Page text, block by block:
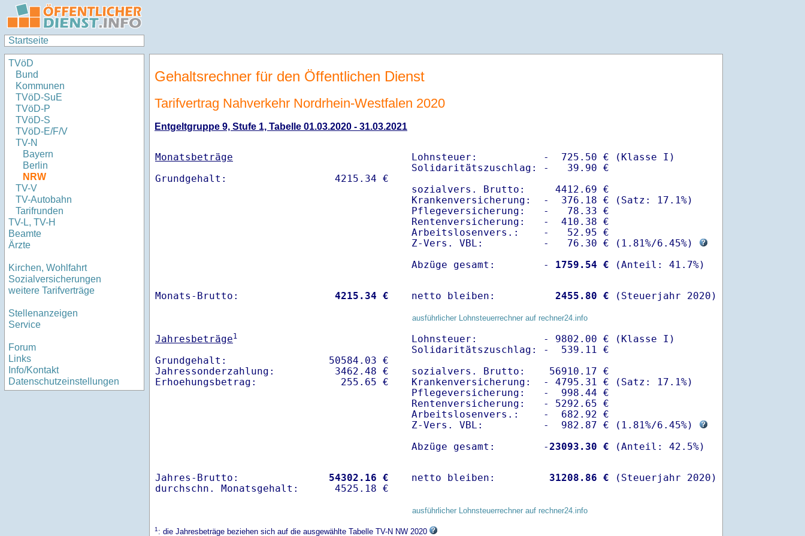
Startseite
TVöD
Bund
Kommunen
TVöD-SuE
TVöD-P
TVöD-S
TVöD-E/F/V
TV-N
Bayern
Berlin
NRW
TV-V
TV-Autobahn
Tarifrunden
TV-L, TV-H
Beamte
Ärzte
Kirchen, Wohlfahrt
Sozialversicherungen
weitere Tarifverträge
Stellenanzeigen
Service
Forum
Links
Info/Kontakt
Datenschutzeinstellungen
Gehaltsrechner für den Öffentlichen Dienst
Tarifvertrag Nahverkehr Nordrhein-Westfalen 2020
Entgeltgruppe 9, Stufe 1, Tabelle 01.03.2020 - 31.03.2021
Monatsbeträge
Lohnsteuer:           -  725.50 € (Klasse I)
Solidaritätszuschlag: -   39.90 €
sozialvers. Brutto:     4412.69 €
Krankenversicherung:  -  376.18 € (Satz: 17.1%)
Pflegeversicherung:   -   78.33 €
Rentenversicherung:   -  410.38 €
Arbeitslosenvers.:    -   52.95 €
Z-Vers. VBL:          -   76.30 € ( 1.81%/6.45%)
Abzüge gesamt:        -
1759.54 €
Monats-Brutto: 4215.34 € netto bleiben: 2455.80 € (Steuerjahr 2020)
ausführlicher Lohnsteuerrechner auf rechner24.info
Jahresbeträge1
Grundgehalt:                 50584.03 €
Jahressonderzahlung:          3462.48 €
Lohnsteuer:           - 9802.00 € (Klasse I)
Solidaritätszuschlag: -  539.11 €
sozialvers. Brutto:    56910.17 €
Krankenversicherung:  - 4795.31 € (Satz: 17.1%)
Pflegeversicherung:   -  998.44 €
Rentenversicherung:   - 5292.65 €
Arbeitslosenvers.:    -  682.92 €
Z-Vers. VBL:          -  982.87 € ( 1.81%/6.45%)
Abzüge gesamt:        -23093.30 €
Jahres-Brutto: 54302.16 €
netto bleiben: 31208.86 € (Steuerjahr 2020)
ausführlicher Lohnsteuerrechner auf rechner24.info
1: die Jahresbeträge beziehen sich auf die ausgewählte Tabelle TV-N NW 2020